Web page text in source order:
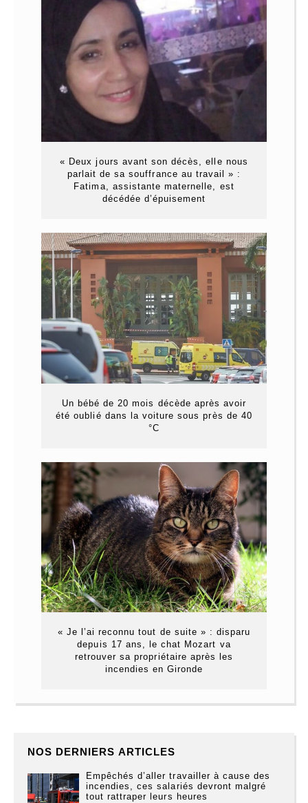
« Deux jours avant son décès, elle nous
parlait de sa souffrance au travail » :
Fatima, assistante maternelle, est
décédée d’épuisement
Un bébé de 20 mois décède après avoir
été oublié dans la voiture sous près de 40
°C
« Je l’ai reconnu tout de suite » : disparu
depuis 17 ans, le chat Mozart va
retrouver sa propriétaire après les
incendies en Gironde
NOS DERNIERS ARTICLES
Empêchés d’aller travailler à cause des
incendies, ces salariés devront malgré
tout rattraper leurs heures